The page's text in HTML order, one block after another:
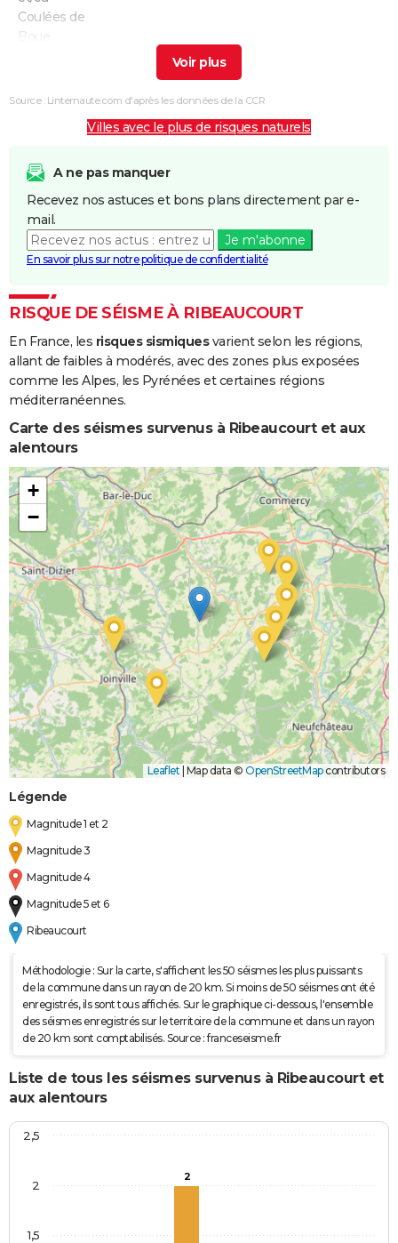
Coulées de
Boue
et/ou
28/10/1998 29/10/1998
Inondations
Boue
24/02/1997
Inondations
Coulées de
15/02/1990 19/02/1990
Inondations
et/ou
Coulées de
Boue
05/12/1988 06/12/1988 2 j Oui
Source : Linternaute.com d'après les données de la CCR
Villes avec le plus de risques naturels
A ne pas manquer
Recevez nos astuces et bons plans directement par e-
mail.
Je m'abonne
En savoir plus sur notre politique de confidentialité
RISQUE DE SÉISME À RIBEAUCOURT
En France, les risques sismiquesvarient selon les régions,
allant de faibles à modérés, avec des zones plus exposées
comme les Alpes, les Pyrénées et certaines régions
méditerranéennes.
Carte des séismes survenus à Ribeaucourt et aux
alentours
+
−
Leaflet | Map data © OpenStreetMapcontributors
Légende
Magnitude 1 et 2
Magnitude 3
Magnitude 4
Magnitude 5 et 6
Ribeaucourt
Méthodologie : Sur la carte, s'affichent les 50 séismes les plus puissants
de la commune dans un rayon de 20 km. Si moins de 50 séismes ont été
enregistrés, ils sont tous affichés. Sur le graphique ci-dessous, l'ensemble
des séismes enregistrés sur le territoire de la commune et dans un rayon
de 20 km sont comptabilisés. Source : franceseisme.fr
Liste de tous les séismes survenus à Ribeaucourt et
aux alentours
2
1,5
2
2,5